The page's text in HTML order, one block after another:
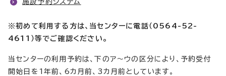
施設予約システム
※初めて利用する方は、当センターに電話（0564-52-
4611）等でご確認ください。
当センターの利用予約は、下のア～ウの区分により、予約受付
開始日を1年前、6カ月前、3カ月前としています。